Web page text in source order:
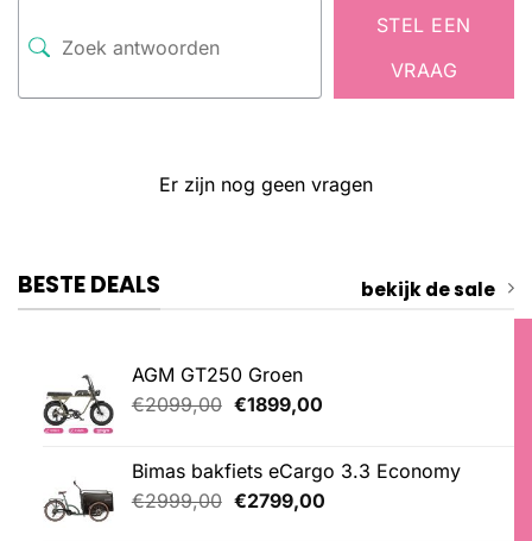
STEL EEN
VRAAG
Er zijn nog geen vragen
BESTE DEALS bekijk de sale
AGM GT250 Groen
€2099,00 Oorspronkelijke
€2099,00.
€1899,00Huidige
€1899,00.
Bimas bakfiets eCargo 3.3 Economy
€2999,00 Oorspronkelijke
€2799,00Huidige